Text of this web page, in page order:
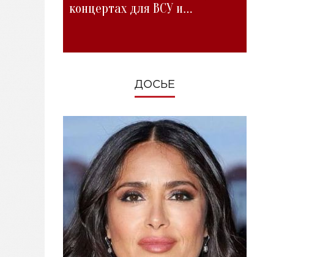
концертах для ВСУ и
ДОСЬЕ